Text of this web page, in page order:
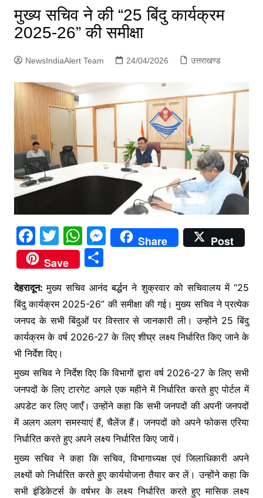
मुख्य सचिव ने की “25 बिंदु कार्यक्रम
2025-26” की समीक्षा
NewsIndiaAlert Team 24/04/2026 उत्तराखण्ड
F
a
c
e
b
o
o
k
T
w
itt
er
W
h
at
s
A
p
M
e
s
e
n
er
Share
Post
Save
S
ar
e
देहरादून:मुख्य सचिव आनंद बर्द्धन ने शुक्रवार को सचिवालय में “25
बिंदु कार्यक्रम 2025-26” की समीक्षा की गई। मुख्य सचिव ने प्रत्येक
जनपद के सभी बिंदुओं पर विस्तार से जानकारी ली। उन्होंने 25 बिंदु
कार्यक्रम के वर्ष 2026-27 के लिए शीघ्र लक्ष्य निर्धारित किए जाने के
भी निर्देश दिए।
मुख्य सचिव ने निर्देश दिए कि विभागों द्वारा वर्ष 2026-27 के लिए सभी
जनपदों के लिए टारगेट अगले एक महीने में निर्धारित करते हुए पोर्टल में
अपडेट कर लिए जाएँ। उन्होंने कहा कि सभी जनपदों की अपनी जनपदों
में अलग अलग समस्याएं हैं, चैलेंज हैं। जनपदों को अपने फोकस एरिया
निर्धारित करते हुए अपने लक्ष्य निर्धारित किए जायें।
मुख्य सचिव ने कहा कि सचिव, विभागाध्यक्ष एवं जिलाधिकारी अपने
लक्ष्यों को निर्धारित करते हुए कार्ययोजना तैयार कर लें। उन्होंने कहा कि
सभी इंडिकेटर्स के वर्षभर के लक्ष्य निर्धारित करते हुए मासिक लक्ष्य